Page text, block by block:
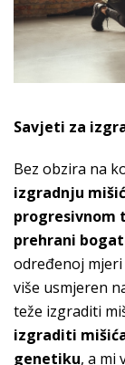
Savjeti za
Bez obzira na
izgradnju
progresivnom
prehrani
određenoj
više usmjeren
teže izgraditi
izgraditi
genetiku, a mi